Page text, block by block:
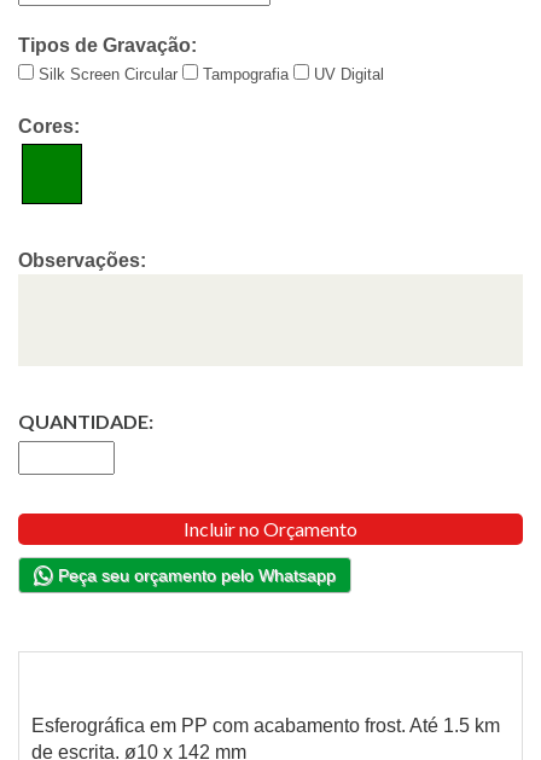
Tipos de Gravação:
Silk Screen Circular Tampografia UV Digital
Cores:
Observações:
QUANTIDADE:
Incluir no Orçamento
Peça seu orçamento pelo Whatsapp
Esferográfica em PP com acabamento frost. Até 1.5 km
de escrita. ø10 x 142 mm